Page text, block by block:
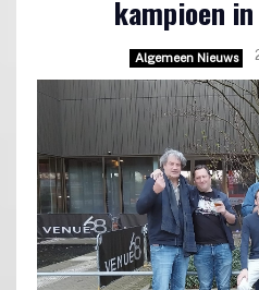
kampioen
Algemeen Nieuws